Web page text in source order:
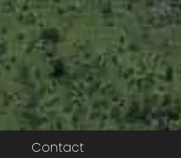
Contact